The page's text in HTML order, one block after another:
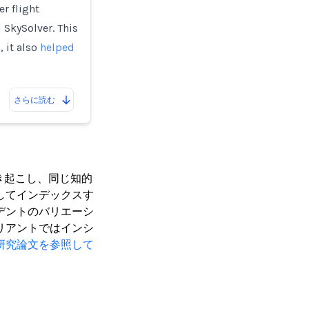
flight
This
it also helped
さらに読む
起こし、同じ知的
てインデックスす
ントのバリエーシ
アントではインシ
究論文を参照して